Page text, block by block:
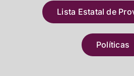
Lista Estatal de
Políticas